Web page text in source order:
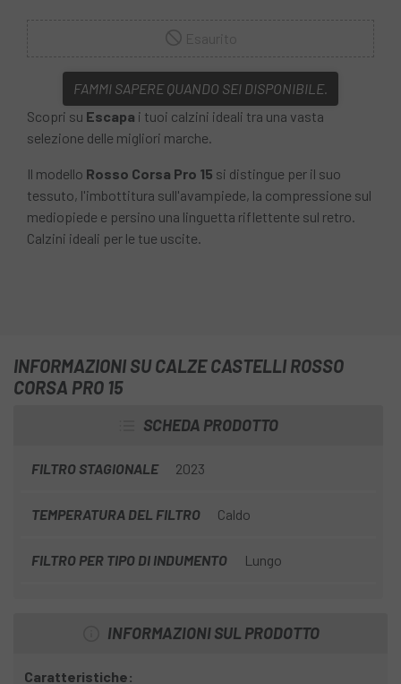
FAMMI SAPERE QUANDO SEI DISPONIBILE.
Scopri su Escapa i tuoi calzini ideali tra una vasta
selezione delle migliori marche.
Il modello Rosso Corsa Pro 15 si distingue per il suo
tessuto, l'imbottitura sull'avampiede, la compressione sul
mediopiede e persino una linguetta riflettente sul retro.
Calzini ideali per le tue uscite.
INFORMAZIONI SU CALZE CASTELLI ROSSO
CORSA PRO 15
SCHEDA PRODOTTO
FILTRO STAGIONALE 2023
TEMPERATURA DEL FILTRO Caldo
FILTRO PER TIPO DI INDUMENTO Lungo
INFORMAZIONI SUL PRODOTTO
Caratteristiche: